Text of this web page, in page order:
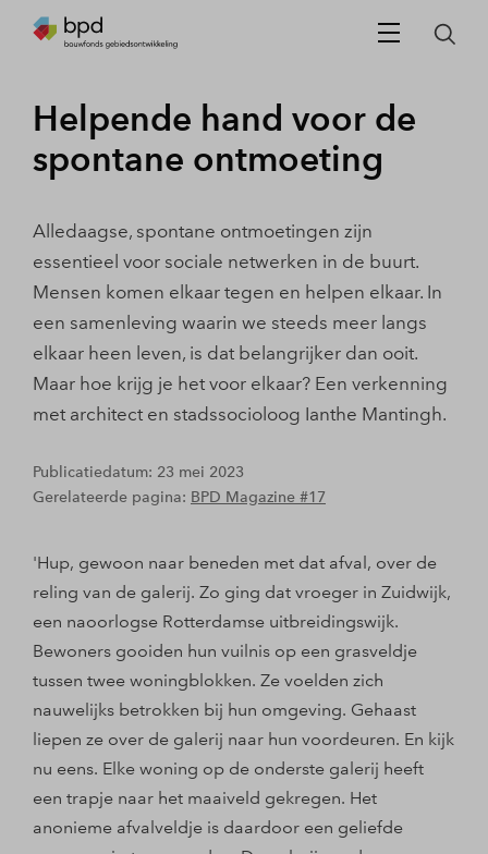
Helpende hand voor de
spontane ontmoeting
Alledaagse, spontane ontmoetingen zijn
essentieel voor sociale netwerken in de buurt.
Mensen komen elkaar tegen en helpen elkaar. In
een samenleving waarin we steeds meer langs
elkaar heen leven, is dat belangrijker dan ooit.
Maar hoe krijg je het voor elkaar? Een verkenning
met architect en stadssocioloog Ianthe Mantingh.
Publicatiedatum: 23 mei 2023
Gerelateerde pagina: BPD Magazine #17
'Hup, gewoon naar beneden met dat afval, over de
reling van de galerij. Zo ging dat vroeger in Zuidwijk,
een naoorlogse Rotterdamse uitbreidingswijk.
Bewoners gooiden hun vuilnis op een grasveldje
tussen twee woningblokken. Ze voelden zich
nauwelijks betrokken bij hun omgeving. Gehaast
liepen ze over de galerij naar hun voordeuren. En kijk
nu eens. Elke woning op de onderste galerij heeft
een trapje naar het maaiveld gekregen. Het
anonieme afvalveldje is daardoor een geliefde